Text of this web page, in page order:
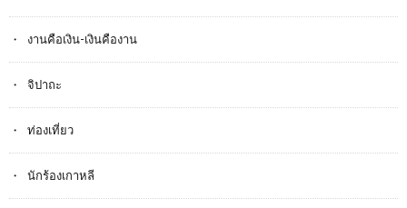
งานคือเงิน-เงินคืองาน
จิปาถะ
ท่องเที่ยว
นักร้องเกาหลี